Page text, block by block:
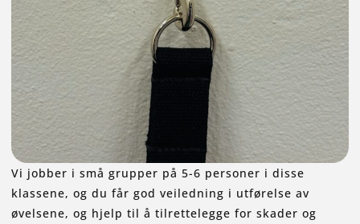
Vi jobber i små grupper på 5-6 personer i disse
klassene, og du får god veiledning i utførelse av
øvelsene, og hjelp til å tilrettelegge for skader og